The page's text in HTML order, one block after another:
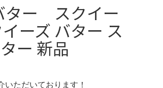
ター スクイー
ーズ バター ス
ー 新品
ただいております！